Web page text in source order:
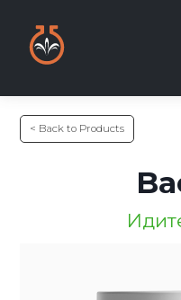
< Back to Products